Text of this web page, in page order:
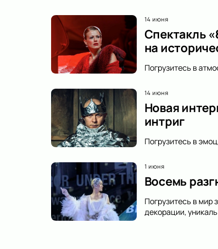
14 июня
Спектакль
на
Погрузитесь в
14 июня
Новая
интриг
Погрузитесь в
1 июня
Восемь
Погрузитесь в мир
декорации,